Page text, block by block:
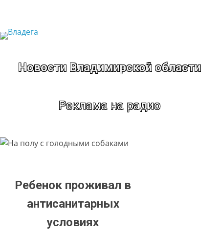
содержимому
Новости Владимирской области
Реклама на радио
Ребенок проживал в
антисанитарных
условиях